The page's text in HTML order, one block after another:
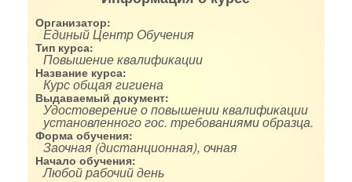
Организатор:
Единый Центр Обучения
Тип курса:
Повышение квалификации
Название курса:
Курс общая гигиена
Выдаваемый документ:
Удостоверение о повышении квалификации
установленного гос. требованиями образца.
Форма обучения:
Заочная (дистанционная), очная
Начало обучения:
Любой рабочий день